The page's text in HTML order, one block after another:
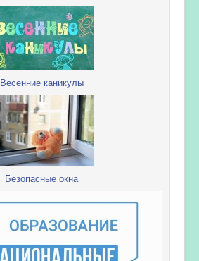
Весенние каникулы
Безопасные окна